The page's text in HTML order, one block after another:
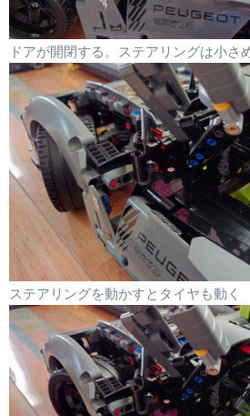
ドアが開閉する。ステアリングは小さ
ステアリングを動かすとタイヤも動く